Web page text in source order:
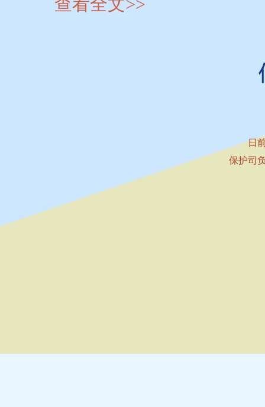
日
保护司